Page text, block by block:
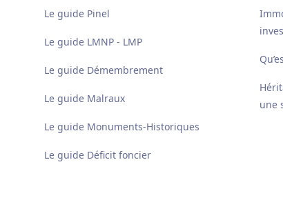
Le guide Pinel
Le guide LMNP - LMP
Le guide Démembrement
Le guide Malraux
Le guide Monuments-Historiques
Le guide Déficit foncier
une